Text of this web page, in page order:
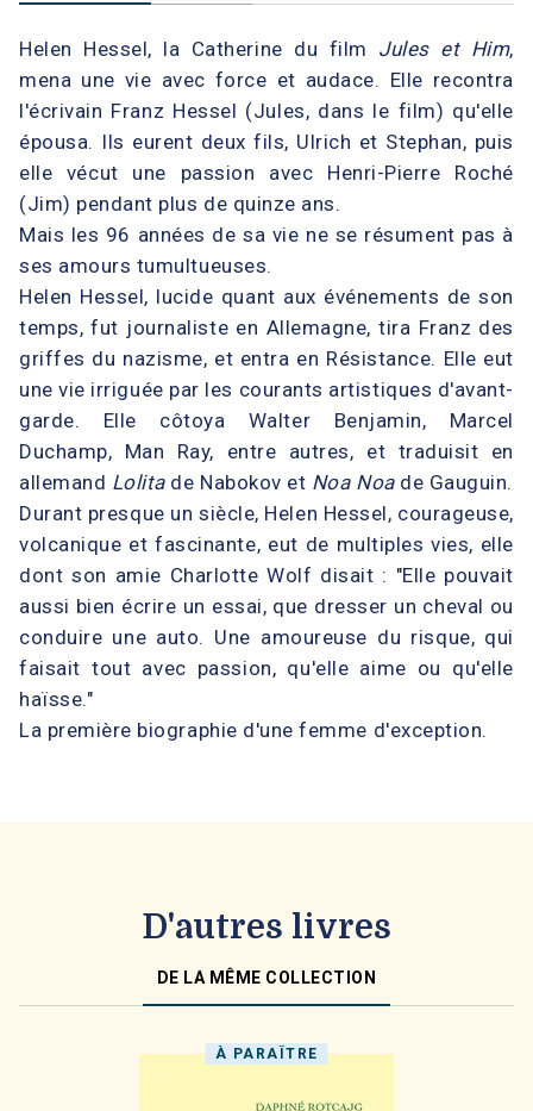
Helen Hessel, la Catherine du film Jules et Him,
mena une vie avec force et audace. Elle recontra
l'écrivain Franz Hessel (Jules, dans le film) qu'elle
épousa. Ils eurent deux fils, Ulrich et Stephan, puis
elle vécut une passion avec Henri-Pierre Roché
(Jim) pendant plus de quinze ans.
Mais les 96 années de sa vie ne se résument pas à
ses amours tumultueuses.
Helen Hessel, lucide quant aux événements de son
temps, fut journaliste en Allemagne, tira Franz des
griffes du nazisme, et entra en Résistance. Elle eut
une vie irriguée par les courants artistiques d'avant-
garde. Elle côtoya Walter Benjamin, Marcel
Duchamp, Man Ray, entre autres, et traduisit en
allemand Lolitade Nabokov et Noa Noade Gauguin.
Durant presque un siècle, Helen Hessel, courageuse,
volcanique et fascinante, eut de multiples vies, elle
dont son amie Charlotte Wolf disait : "Elle pouvait
aussi bien écrire un essai, que dresser un cheval ou
conduire une auto. Une amoureuse du risque, qui
faisait tout avec passion, qu'elle aime ou qu'elle
haïsse."
La première biographie d'une femme d'exception.
D'autres livres
DE LA MÊME COLLECTION
À PARAÎTRE